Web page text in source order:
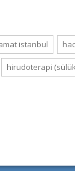
istanbul
hirudoterapi